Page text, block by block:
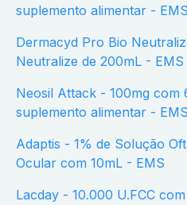
suplemento alimentar - EMS
Dermacyd Pro Bio Neutralize - com 1 frasco
Neutralize de 200mL - EMS
Neosil Attack - 100mg com 60 comprimidos de
suplemento alimentar - EMS
Adaptis - 1% de Solução Oftálmica Lubrificante
Ocular com 10mL - EMS
Lacday - 10.000 U.FCC com 8 comprimidos